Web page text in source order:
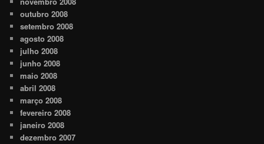
outubro 2008
setembro 2008
agosto 2008
julho 2008
junho 2008
maio 2008
abril 2008
março 2008
fevereiro 2008
janeiro 2008
dezembro 2007